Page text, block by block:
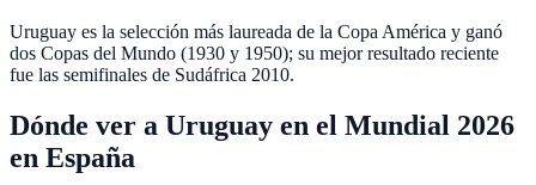
Uruguay es la selección más laureada de la Copa América y ganó
dos Copas del Mundo (1930 y 1950); su mejor resultado reciente
fue las semifinales de Sudáfrica 2010.
Dónde ver a Uruguay en el Mundial 2026
en España